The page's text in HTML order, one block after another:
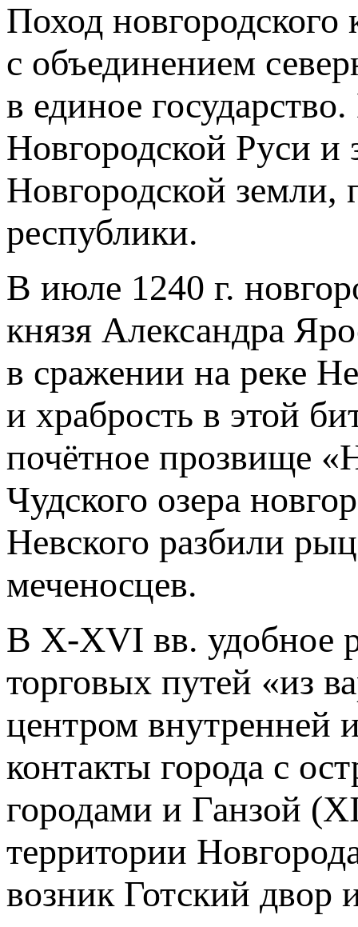
Поход
с объединением
в единое
Новгородской Руси и
Новгородской земли,
республики.
В июле 1240 г.
князя Александра
в сражении на реке
и храбрость в этой
почётное прозвище
Чудского озера
Невского разбили
меченосцев.
В X-XVI вв. удобное
торговых путей «из
центром внутренней
контакты города с
городами и Ганзой
территории
возник Готский двор